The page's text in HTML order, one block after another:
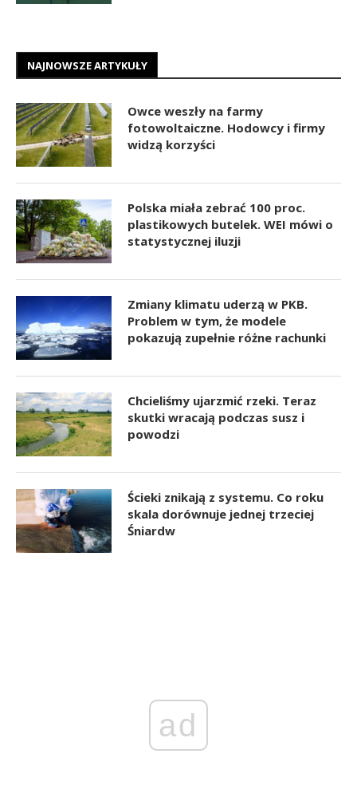
NAJNOWSZE ARTYKUŁY
Owce weszły na farmy
fotowoltaiczne. Hodowcy i firmy
widzą korzyści
Polska miała zebrać 100 proc.
plastikowych butelek. WEI mówi o
statystycznej iluzji
Zmiany klimatu uderzą w PKB.
Problem w tym, że modele
pokazują zupełnie różne rachunki
Chcieliśmy ujarzmić rzeki. Teraz
skutki wracają podczas susz i
powodzi
Ścieki znikają z systemu. Co roku
skala dorównuje jednej trzeciej
Śniardw
ad